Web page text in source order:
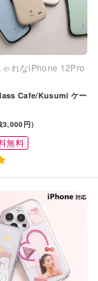
れなiPhone 12Pro
Cafe/Kusumi ケー
3,000円）
無料